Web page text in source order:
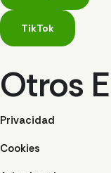
TikTok
Otros
Privacidad
Cookies